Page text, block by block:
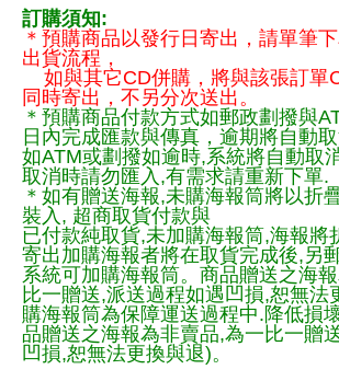
訂購須知:
＊預購商品以發行日寄出，請單筆
出貨流程，
如與其它CD併購，將與該張訂單
同時寄出，不另分次送出。
＊預購商品付款方式如郵政劃撥與
日內完成匯款與傳真，逾期將自動
如ATM或劃撥如逾時,系統將自動取
取消時請勿匯入,有需求請重新下單.
＊如有贈送海報,未購海報筒將以折
裝入, 超商取貨付款與
已付款純取貨,未加購海報筒,海報將
寄出加購海報者將在取貨完成後,另
系統可加購海報筒。商品贈送之海
比一贈送,派送過程如遇凹損,恕無法
購海報筒為保障運送過程中.降低損
品贈送之海報為非賣品,為一比一贈
凹損,恕無法更換與退)。